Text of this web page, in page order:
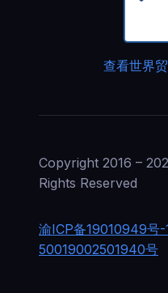
查看世界
Copyright 2016 –
Rights Reserved
渝ICP备19010949号-
50019002501940号